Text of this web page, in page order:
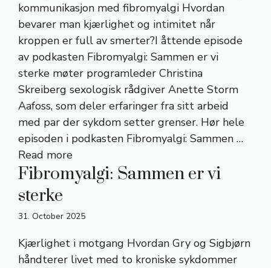
kommunikasjon med fibromyalgi Hvordan
bevarer man kjærlighet og intimitet når
kroppen er full av smerter?I åttende episode
av podkasten Fibromyalgi: Sammen er vi
sterke møter programleder Christina
Skreiberg sexologisk rådgiver Anette Storm
Aafoss, som deler erfaringer fra sitt arbeid
med par der sykdom setter grenser. Hør hele
episoden i podkasten Fibromyalgi: Sammen …
Read more
Fibromyalgi: Sammen er vi
sterke
31. October 2025
Kjærlighet i motgang Hvordan Gry og Sigbjørn
håndterer livet med to kroniske sykdommer